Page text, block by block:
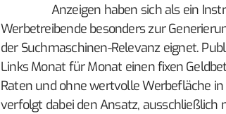
Anzeigen haben sich als ein
Werbetreibende besonders zur
der Suchmaschinen-Relevanz eignet.
Links Monat für Monat einen fixen
Raten und ohne wertvolle Werbefläche
verfolgt dabei den Ansatz,